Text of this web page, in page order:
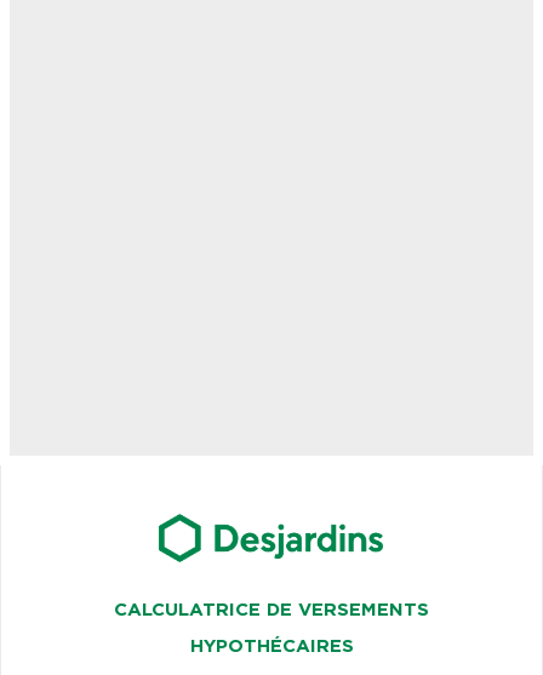
CALCULATRICE DE VERSEMENTS
HYPOTHÉCAIRES